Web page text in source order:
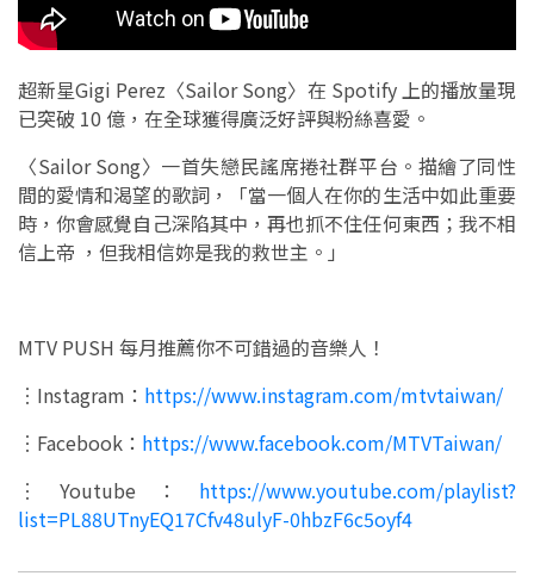
超新星Gigi Perez〈Sailor Song〉在 Spotify 上的播放量現
已突破 10 億，在全球獲得廣泛好評與粉絲喜愛。
〈Sailor Song〉一首失戀民謠席捲社群平台。描繪了同性
間的愛情和渴望的歌詞，「當一個人在你的生活中如此重要
時，你會感覺自己深陷其中，再也抓不住任何東西；我不相
信上帝 ，但我相信妳是我的救世主。」
MTV PUSH 每月推薦你不可錯過的音樂人！
︙Instagram： https://www.instagram.com/mtvtaiwan/
︙Facebook： https://www.facebook.com/MTVTaiwan/
︙Youtube： https://www.youtube.com/playlist?
list=PL88UTnyEQ17Cfv48ulyF-0hbzF6c5oyf4